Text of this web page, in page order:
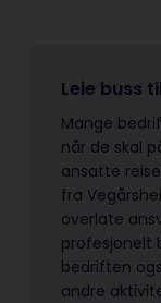
Leie buss
Mange
når de skal
ansatte
fra
overlate
profesjonelt
bedriften
andre